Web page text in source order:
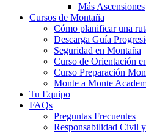
Más Ascensiones
Cursos de Montaña
Cómo planificar una
Descarga Guía
Seguridad en Montaña
Curso de Orientación
Curso Preparación
Monte a Monte
Tu Equipo
FAQs
Preguntas Frecuentes
Responsabilidad Civil